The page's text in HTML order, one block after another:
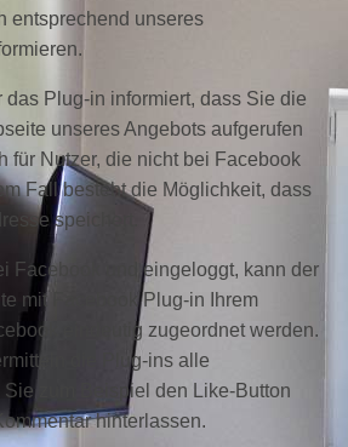
entsprechend unseres
das Plug-in informiert, dass Sie die
unseres Angebots aufgerufen
für Nutzer, die nicht bei Facebook
Fall besteht die Möglichkeit, dass
speichert.
Facebook und eingeloggt, kann der
mit Facebook Plug-in Ihrem
eindeutig zugeordnet werden.
die Plug-ins alle
Sie zum Beispiel den Like-Button
hinterlassen.